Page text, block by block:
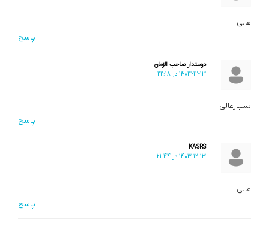
عالی
پاسخ
دوستدار صاحب الزمان
1403-12-13 در 22:18
بسیارعالی
پاسخ
KASRS
1403-12-13 در 21:44
عالی
پاسخ